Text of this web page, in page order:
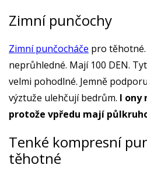
Zimní punčochy
Zimní punčocháče pro
neprůhledné. Mají 100 DEN.
velmi pohodlné. Jemně
výztuže ulehčují bedrům. I ony
protože vpředu mají
Tenké kompresní
těhotné